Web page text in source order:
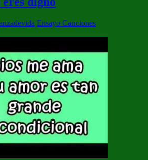
Ensayo Canciones